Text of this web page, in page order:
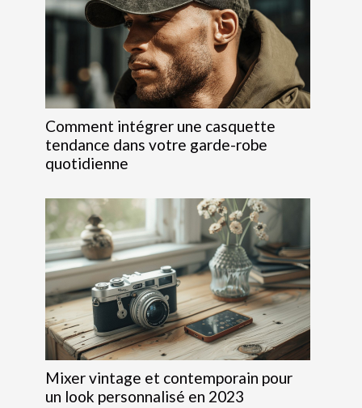
Comment intégrer une casquette
tendance dans votre garde-robe
quotidienne
Mixer vintage et contemporain pour
un look personnalisé en 2023